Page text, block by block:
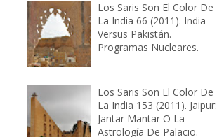
Los Saris Son El Color De
La India 66 (2011). India
Versus Pakistán.
Programas Nucleares.
Los Saris Son El Color De
La India 153 (2011). Jaipur:
Jantar Mantar O La
Astrología De Palacio.